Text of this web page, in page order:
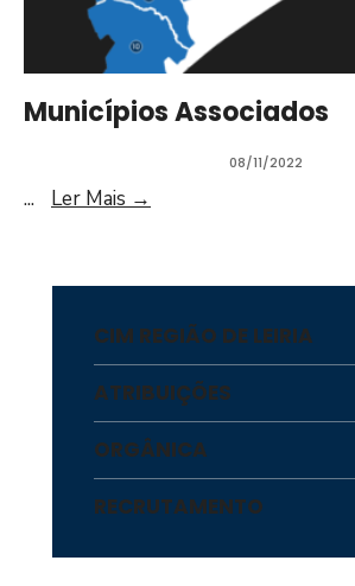
Municípios Associados
08/11/2022
... Ler Mais →
CIM REGIÃO DE LEIRIA
ATRIBUIÇÕES
ORGÂNICA
RECRUTAMENTO